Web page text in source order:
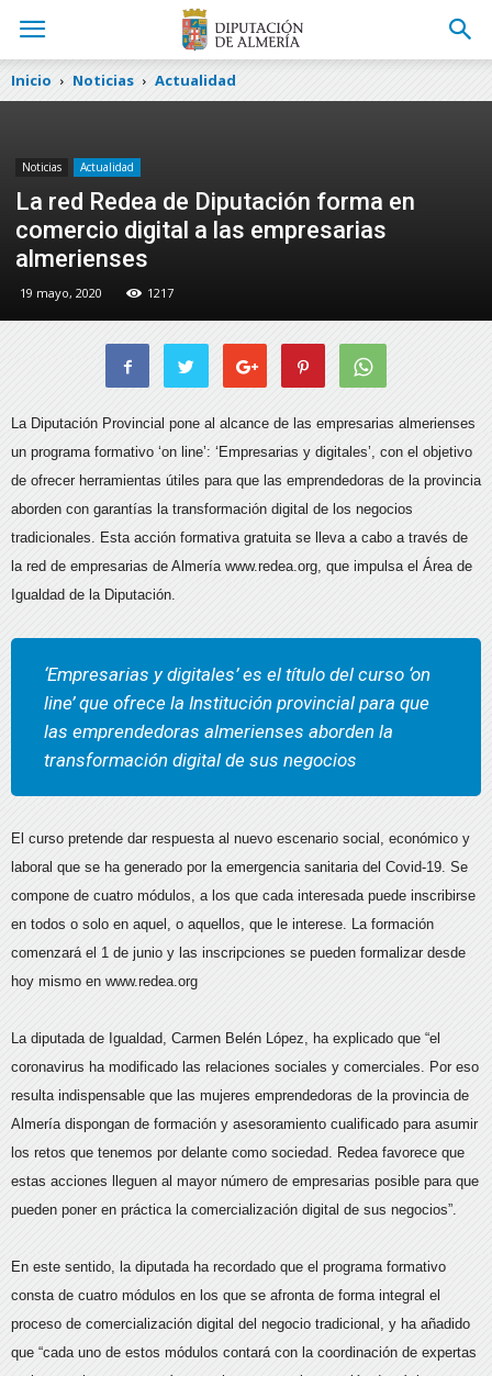
Inicio Noticias Actualidad
Noticias Actualidad
La red Redea de Diputación forma en
comercio digital a las empresarias
almerienses
19 mayo, 2020 1217
La Diputación Provincial pone al alcance de las empresarias almerienses
un programa formativo ‘on line’: ‘Empresarias y digitales’, con el objetivo
de ofrecer herramientas útiles para que las emprendedoras de la provincia
aborden con garantías la transformación digital de los negocios
tradicionales. Esta acción formativa gratuita se lleva a cabo a través de
la red de empresarias de Almería www.redea.org, que impulsa el Área de
Igualdad de la Diputación.
‘Empresarias y digitales’ es el título del curso ‘on
line’ que ofrece la Institución provincial para que
las emprendedoras almerienses aborden la
transformación digital de sus negocios
El curso pretende dar respuesta al nuevo escenario social, económico y
laboral que se ha generado por la emergencia sanitaria del Covid-19. Se
compone de cuatro módulos, a los que cada interesada puede inscribirse
en todos o solo en aquel, o aquellos, que le interese. La formación
comenzará el 1 de junio y las inscripciones se pueden formalizar desde
hoy mismo en www.redea.org
La diputada de Igualdad, Carmen Belén López, ha explicado que “el
coronavirus ha modificado las relaciones sociales y comerciales. Por eso
resulta indispensable que las mujeres emprendedoras de la provincia de
Almería dispongan de formación y asesoramiento cualificado para asumir
los retos que tenemos por delante como sociedad. Redea favorece que
estas acciones lleguen al mayor número de empresarias posible para que
pueden poner en práctica la comercialización digital de sus negocios”.
En este sentido, la diputada ha recordado que el programa formativo
consta de cuatro módulos en los que se afronta de forma integral el
proceso de comercialización digital del negocio tradicional, y ha añadido
que “cada uno de estos módulos contará con la coordinación de expertas